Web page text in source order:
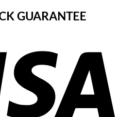
GUARANTEE